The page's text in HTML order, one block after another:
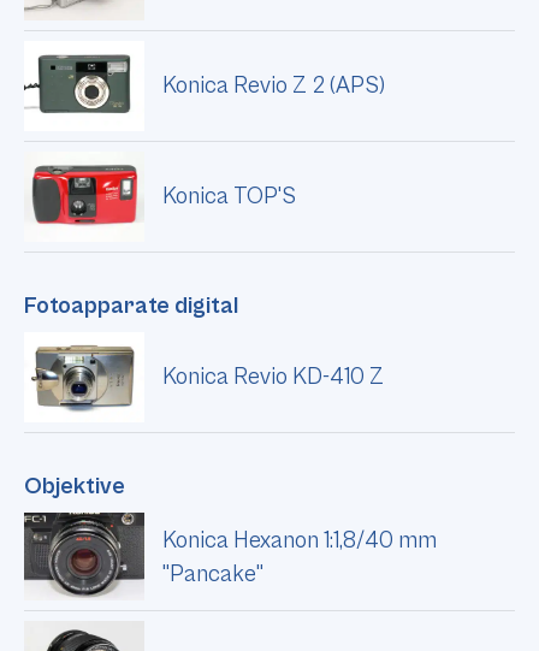
Konica Revio Z 2 (APS)
Konica TOP'S
Fotoapparate digital
Konica Revio KD-410 Z
Objektive
Konica Hexanon 1:1,8/40 mm
"Pancake"